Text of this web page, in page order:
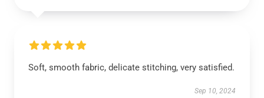
Soft, smooth fabric, delicate stitching, very satisfied.
Sep 10, 2024